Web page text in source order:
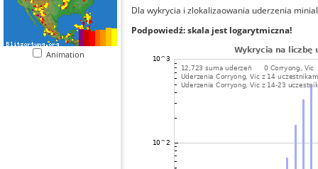
Animation
Dla wykrycia i zlokalizaowania uderzenia
Podpowiedź: skala jest logarytmiczna!